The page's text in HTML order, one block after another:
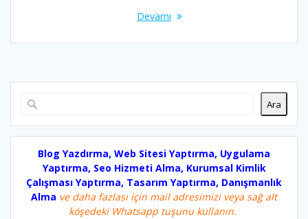
Devamı
Ara
Blog Yazdırma, Web Sitesi Yaptırma, Uygulama
Yaptırma, Seo Hizmeti Alma, Kurumsal Kimlik
Çalışması Yaptırma, Tasarım Yaptırma, Danışmanlık
Alma ve daha fazlası için mail adresimizi veya sağ alt
köşedeki Whatsapp tuşunu kullanın.